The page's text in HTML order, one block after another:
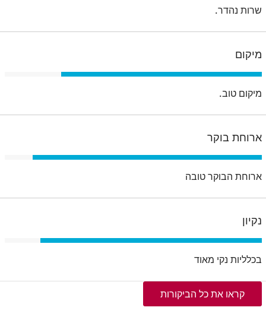
שרות נהדר.
מיקום
מיקום טוב.
ארוחת בוקר
ארוחת הבוקר טובה
נקיון
בכלליות נקי מאוד
קראו את כל הביקורות